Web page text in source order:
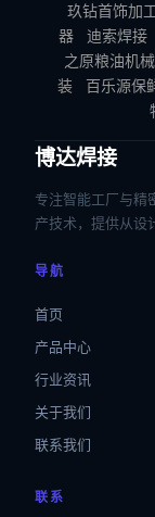
玖钻首饰加
器
迪索焊接
之原粮油机械
装
百乐源保
博达焊接
专注智能工厂与精
产技术，提供从设
导航
首页
产品中心
行业资讯
关于我们
联系我们
联系